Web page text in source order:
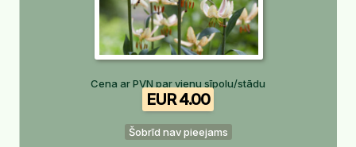
Cena ar PVN par vienu sīpolu/stādu
EUR 4.00
Šobrīd nav pieejams